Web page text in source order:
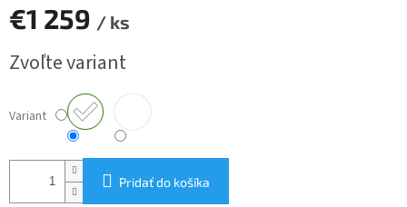
€1 259 / ks
cena:
Zvoľte variant
Variant
Pridať do košíka